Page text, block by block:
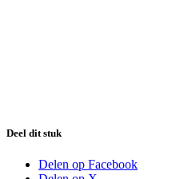
Deel dit stuk
Delen op Facebook